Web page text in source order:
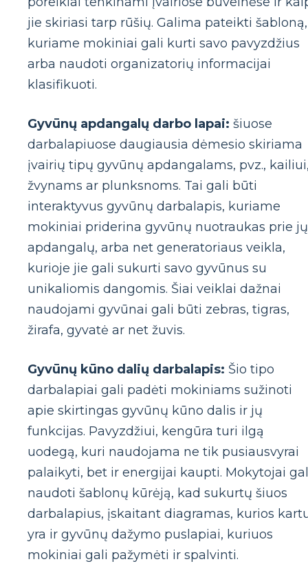
jie skiriasi tarp rūšių. Galima pateikti šabloną,
kuriame mokiniai gali kurti savo pavyzdžius
arba naudoti organizatorių informacijai
klasifikuoti.
Gyvūnų apdangalų darbo lapai: šiuose
darbalapiuose daugiausia dėmesio skiriama
įvairių tipų gyvūnų apdangalams, pvz.,
žvynams ar plunksnoms. Tai gali būti
interaktyvus gyvūnų darbalapis, kuriame
mokiniai priderina gyvūnų nuotraukas prie jų
apdangalų, arba net generatoriaus veikla,
kurioje jie gali sukurti savo gyvūnus su
unikaliomis dangomis. Šiai veiklai dažnai
naudojami gyvūnai gali būti zebras, tigras,
žirafa, gyvatė ar net žuvis.
Gyvūnų kūno dalių darbalapis: Šio tipo
darbalapiai gali padėti mokiniams sužinoti
apie skirtingas gyvūnų kūno dalis ir jų
funkcijas. Pavyzdžiui, kengūra turi ilgą
uodegą, kuri naudojama ne tik pusiausvyrai
palaikyti, bet ir energijai kaupti. Mokytojai
naudoti šablonų kūrėją, kad sukurtų šiuos
darbalapius, įskaitant diagramas, kurios
yra ir gyvūnų dažymo puslapiai, kuriuos
mokiniai gali pažymėti ir spalvinti.